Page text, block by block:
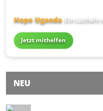
Hope Uganda Ein Lächeln
Jetzt mithelfen
NEU